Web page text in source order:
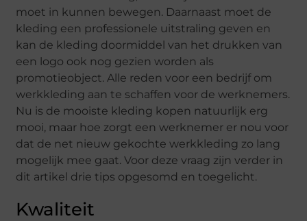
moet in kunnen bewegen. Daarnaast moet de
kleding een professionele uitstraling geven en
kan de kleding doormiddel van het drukken van
een logo ook nog gezien worden als
promotieobject. Alle reden voor een bedrijf om
werkkleding aan te schaffen voor de werknemers.
Nu is de mooiste kleding kopen natuurlijk erg
mooi, maar hoe zorgt een werknemer er nou voor
dat de net nieuw gekochte werkkleding zo lang
mogelijk mee gaat. Voor deze vraag zijn verder in
dit artikel drie tips opgesomd en toegelicht.
Kwaliteit